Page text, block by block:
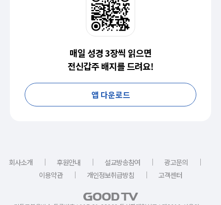
매일 성경 3장씩 읽으면
전신갑주 배지를 드려요!
앱 다운로드
회사소개 ｜ 후원안내 ｜ 설교방송참여 ｜ 광고문의
｜
이용약관
｜ 개인정보취급방침 ｜ 고객센터